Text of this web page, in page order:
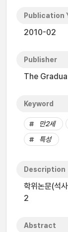
Publication
2010-02
Publisher
The
Keyword
만2세
특성
Description
학위논문(석
2
Abstract